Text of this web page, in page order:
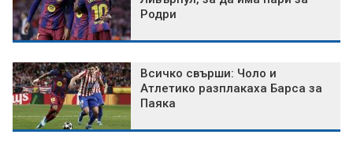
Родри
Всичко свърши: Чоло и
Атлетико разплакаха Барса за
Паяка